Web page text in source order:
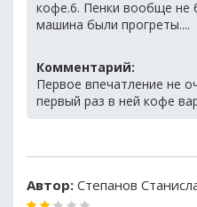
кофе.6. Пенки вообще не
машина были прогреты....
Комментарий:
Первое впечатление не
первый раз в ней кофе
Автор: Степанов